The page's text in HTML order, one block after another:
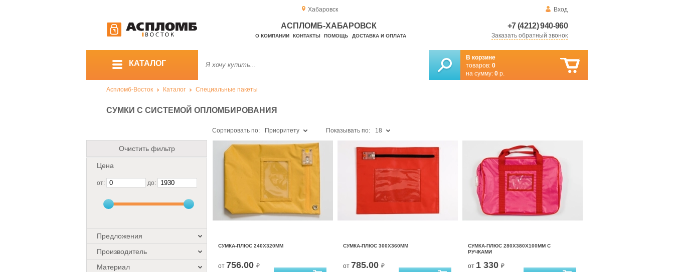
Хабаровск Вход
+7 (4212) 940-960
Заказать обратный звонок
АСПЛОМБ-ХАБАРОВСК
О КОМПАНИИ КОНТАКТЫ ПОМОЩЬ ДОСТАВКА И ОПЛАТА
КАТАЛОГ
В корзине
товаров: 0
на сумму: 0 р.
Аспломб-Восток Каталог Специальные пакеты
СУМКИ С СИСТЕМОЙ ОПЛОМБИРОВАНИЯ
Очистить фильтр
Цена
от: до:
Предложения
Производитель
Материал
Сортировать по: Приоритету Показывать по: 18
СУМКА-ПЛЮС 240Х320ММ
от 756.00 ₽
СУМКА-ПЛЮС 300Х360ММ
от 785.00 ₽
СУМКА-ПЛЮС 280Х380Х100ММ С
РУЧКАМИ
от 1 330 ₽